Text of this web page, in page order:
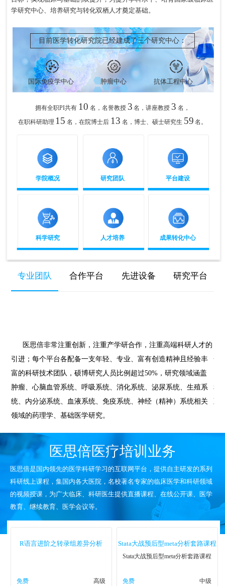
学研究中心、培养研究与转化双栖人才奠定基础。
目前医学转化研究院已经建成了三个研究中心：
国际免疫学中心 肿瘤中心 抗体工程中心
拥有全职PI共有 10 名，名誉教授 3 名，讲座教授 3 名，
在职科研助理 15 名，在院博士后 13 名，博士、硕士研究生 59 名。
学院概况 研究团队 平台建设
科学研究 人才培养 成果转化中心
专业团队 合作平台 先进设备 研究平台
医思倍非常注重创新，注重产学研合作，注重高端科研人才的
引进；每个平台各配备一支年轻、专业、富有创造精神且经验丰
富的科研技术团队，硕博研究人员比例超过50%，研究领域涵盖
肿瘤、心脑血管系统、呼吸系统、消化系统、泌尿系统、生殖系
统、内分泌系统、血液系统、免疫系统、神经（精神）系统相关
领域的药理学、基础医学研究。
合
和
医思倍医疗培训业务
医思倍是国内领先的医学科研学习的互联网平台，提供自主研发的系列
科研线上课程，集国内各大医院，名校著名专家的临床医学和科研领域
的视频授课，为广大临床、科研医生提供直播课程、在线公开课、医学
教育、继续教育、医学会议等。
R语言进阶之转录组差异分析
免费 高级
Stata大战预后型meta分析套路课程
Stata大战预后型meta分析套路课程
免费 中级